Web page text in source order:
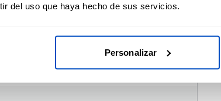
del uso que haya hecho de sus servicios.
Personalizar